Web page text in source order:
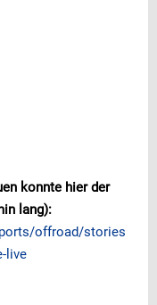
konnte hier der
lang):
offroad/stories
live